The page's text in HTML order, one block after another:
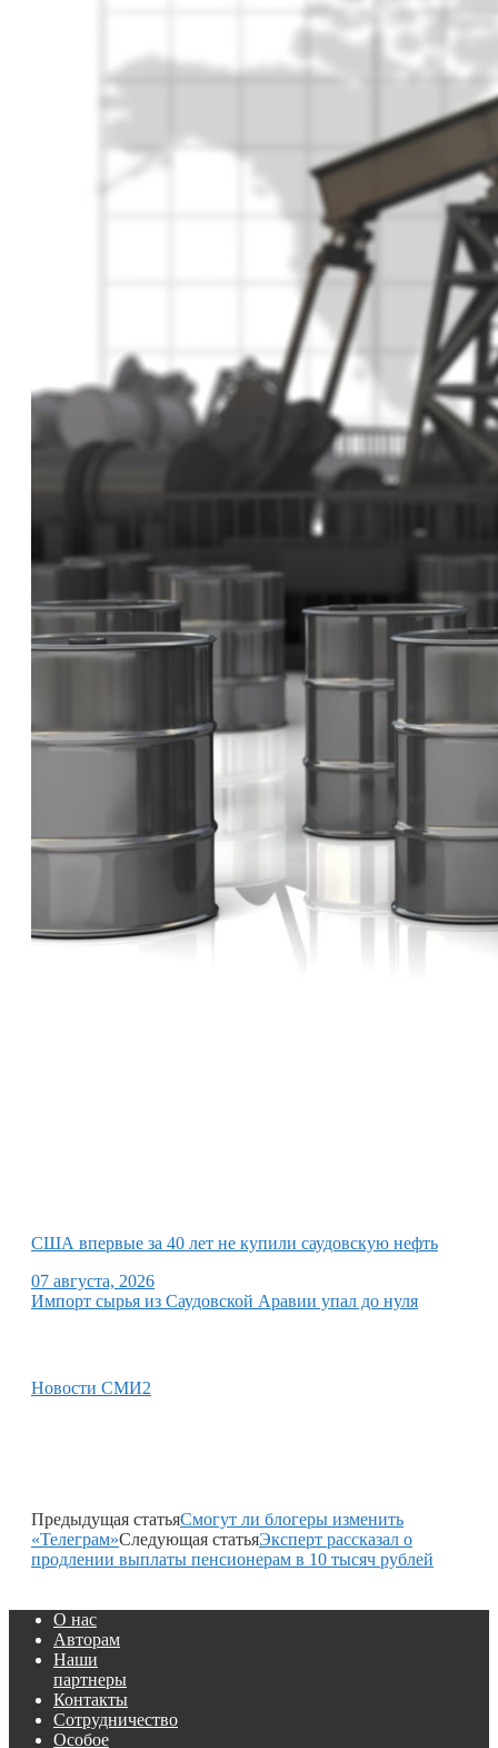
США впервые за 40 лет не купили саудовскую нефть
07 августа, 2026
Импорт сырья из Саудовской Аравии упал до нуля
Новости СМИ2
Предыдущая статьяСмогут ли блогеры изменить
«Телеграм»Следующая статьяЭксперт рассказал о
продлении выплаты пенсионерам в 10 тысяч рублей
О нас
Авторам
Наши
партнеры
Контакты
Сотрудничество
Особое